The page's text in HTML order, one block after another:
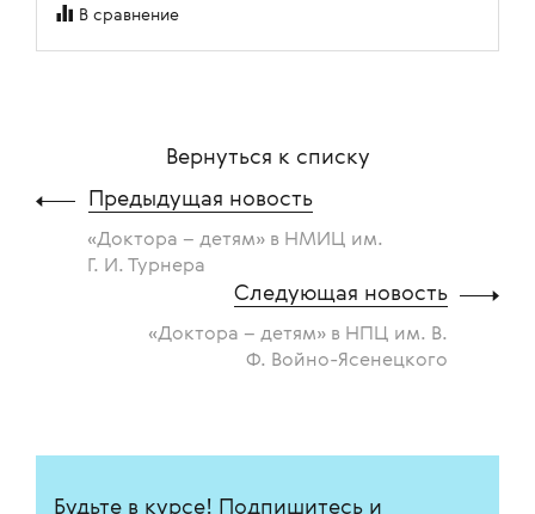
В сравнение
Вернуться к списку
Предыдущая новость
«Доктора – детям» в НМИЦ им.
Г. И. Турнера
Следующая новость
«Доктора – детям» в НПЦ им. В.
Ф. Войно-Ясенецкого
Будьте в курсе! Подпишитесь и